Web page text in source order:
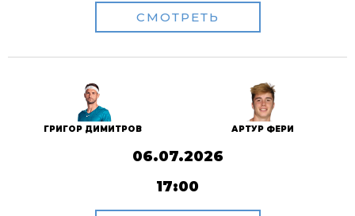
СМОТРЕТЬ
ГРИГОР ДИМИТРОВ АРТУР ФЕРИ
06.07.2026
17:00